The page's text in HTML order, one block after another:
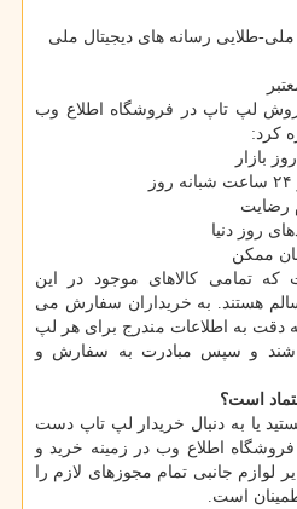
ملی-طلایی رسانه های دیجیتال ملی
لپ تاپ در فروشگاه اطلاع وب
کرد:
بازار
رضایت
روز دنیا
ممکن
تمامی کالاهای موجود در این
هستند. به خریداران سفارش می
دقت به اطلاعات مندرج برای هر لپ
و سپس مبادرت به سفارش و
است؟
یا به دنبال خریدار لپ تاپ دست
فروشگاه اطلاع وب در زمینه خرید و
لوازم جانبی تمام مجوزهای لازم را
است.